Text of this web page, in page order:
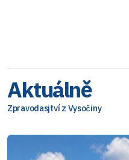
Aktuálně
Zpravodasjtví z Vysočiny